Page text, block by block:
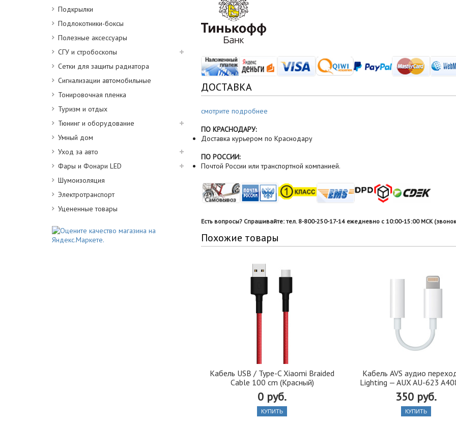
Подкрылки
Подлокотники-боксы
Полезные аксессуары
СГУ и стробоскопы
Сетки для защиты радиатора
Сигнализации автомобильные
Тонировочная пленка
Туризм и отдых
Тюнинг и оборудование
Умный дом
Уход за авто
Фары и Фонари LED
Шумоизоляция
Электротранспорт
Уцененные товары
ДОСТАВКА
смотрите подробнее
ПО КРАСНОДАРУ:
Доставка курьером по Краснодару
ПО РОССИИ:
Почтой России или транспортной компанией.
Есть вопросы? Спрашивайте: тел. 8-800-250-17-14 ежедневно с 10:00-15:00 МСК
Похожие товары
Кабель USB / Type-C Xiaomi Braided
Cable 100 cm (Красный)
0 руб.
КУПИТЬ
Кабель AVS аудио
Lighting — AUX AU-623
350 руб.
КУПИТЬ